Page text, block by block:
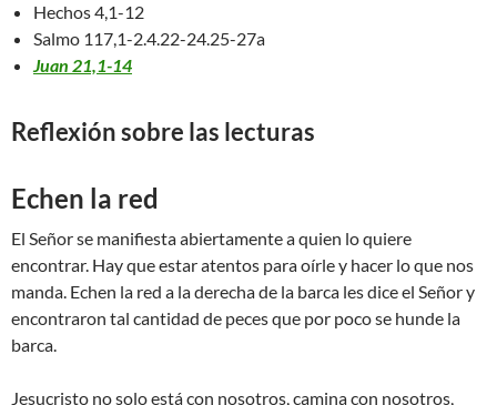
Hechos 4,1-12
Salmo 117,1-2.4.22-24.25-27a
Juan 21,1-14
Reflexión sobre las lecturas
Echen la red
El Señor se manifiesta abiertamente a quien lo quiere
encontrar. Hay que estar atentos para oírle y hacer lo que nos
manda. Echen la red a la derecha de la barca les dice el Señor y
encontraron tal cantidad de peces que por poco se hunde la
barca.
Jesucristo no solo está con nosotros, camina con nosotros,